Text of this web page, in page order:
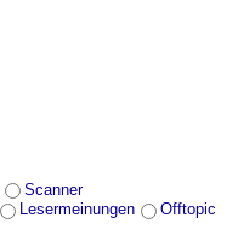
Scanner
Lesermeinungen
Offtopic